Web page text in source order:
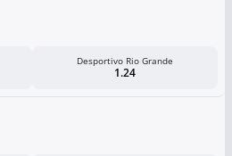
Desportivo Rio Grande
1.24